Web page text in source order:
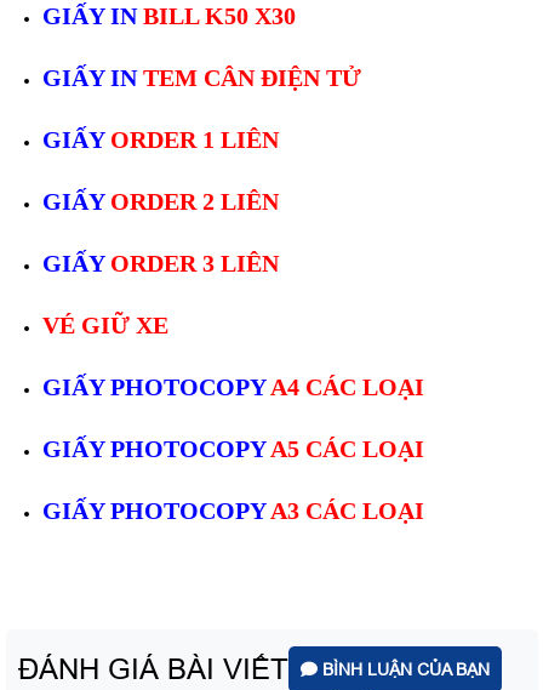
GIẤY INBILL K50 X30
GIẤY INTEM CÂN ĐIỆN TỬ
GIẤY ORDER 1 LIÊN
GIẤY ORDER 2 LIÊN
GIẤYORDER 3 LIÊN
VÉ GIỮ XE
GIẤY PHOTOCOPYA4 CÁC LOẠI
GIẤY PHOTOCOPYA5 CÁC LOẠI
GIẤY PHOTOCOPYA3 CÁC LOẠI
ĐÁNH GIÁ BÀI VIẾT BÌNH LUẬN CỦA BẠN